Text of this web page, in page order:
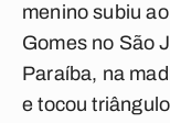
menino subiu
Gomes no São
Paraíba, na
e tocou